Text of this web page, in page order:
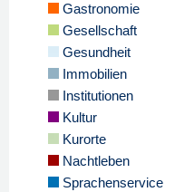
Gastronomie
Gesellschaft
Gesundheit
Immobilien
Institutionen
Kultur
Kurorte
Nachtleben
Sprachenservice